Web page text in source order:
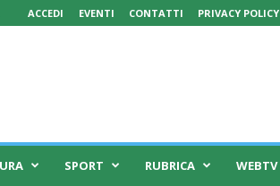
ACCEDI EVENTI CONTATTI PRIVACY POLICY
SPORT RUBRICA WEBTV